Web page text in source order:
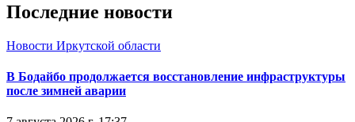
Последние новости
Новости Иркутской области
В Бодайбо продолжается восстановление инфраструктуры
после зимней аварии